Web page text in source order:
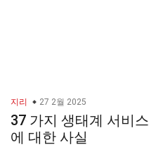
지리 27 2월 2025
37 가지 생태계 서비스
에 대한 사실